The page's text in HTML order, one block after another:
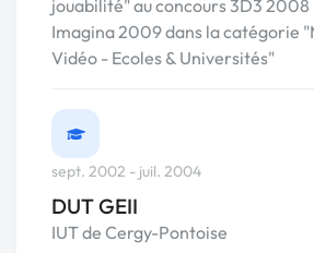
jouabilité" au concours 3D3 2008
Imagina 2009 dans la catégorie
Vidéo - Ecoles & Universités"
sept. 2002 - juil. 2004
DUT GEII
IUT de Cergy-Pontoise